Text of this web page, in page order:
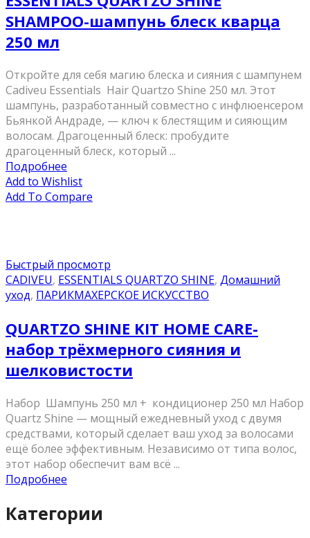
SHAMPOO-шампунь блеск кварца
250 мл
Откройте для себя магию блеска и сияния с шампунем
Cadiveu Essentials Hair Quartzo Shine 250 мл. Этот
шампунь, разработанный совместно с инфлюенсером
Бьянкой Андраде, — ключ к блестящим и сияющим
волосам. Драгоценный блеск: пробудите
драгоценный блеск, который ...
Подробнее
Add to Wishlist
Add To Compare
Быстрый просмотр
CADIVEU, ESSENTIALS QUARTZO SHINE, Домашний
уход, ПАРИКМАХЕРСКОЕ ИСКУССТВО
QUARTZO SHINE KIT HOME CARE-
набор трёхмерного сияния и
шелковистости
Набор Шампунь 250 мл + кондиционер 250 мл Набор
Quartz Shine — мощный ежедневный уход с двумя
средствами, который сделает ваш уход за волосами
ещё более эффективным. Независимо от типа волос,
этот набор обеспечит вам всё ...
Подробнее
Категории